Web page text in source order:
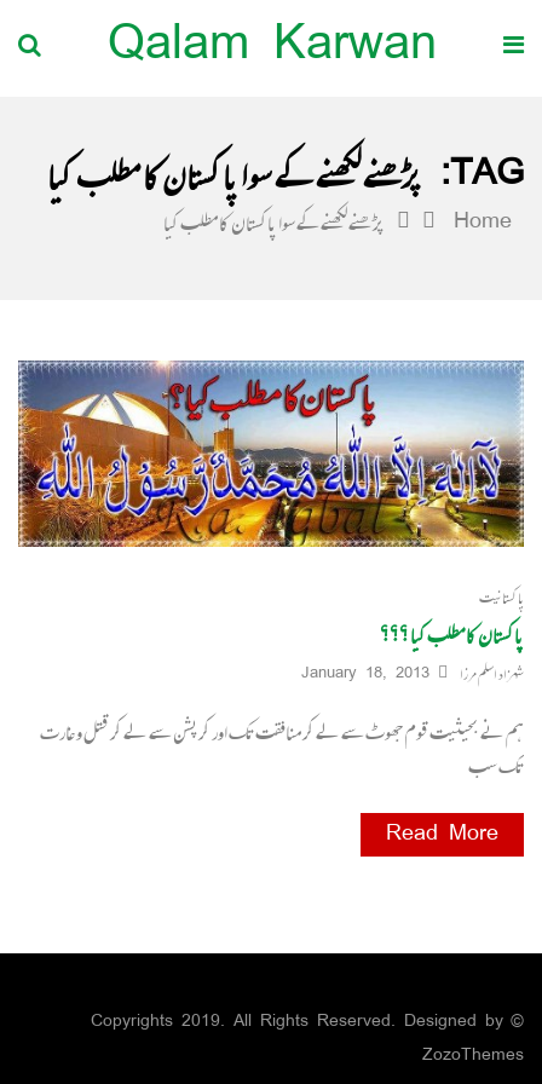
Qalam Karwan
TAG: پڑھنے لکھنے کے سوا پاکستان کا مطلب کیا
Home پڑھنے لکھنے کے سوا پاکستان کا مطلب کیا
پاکستانیت
پاکستان کا مطلب کیا ؟؟؟
شہزاد اسلم مرزا January 18, 2013
ہم نے بحیثیت قوم جھوٹ سے لے کر منافقت تک اور کرپشن سے لے کر قتل و غارت
تک سب
Read More
© Copyrights 2019. All Rights Reserved. Designed by
ZozoThemes